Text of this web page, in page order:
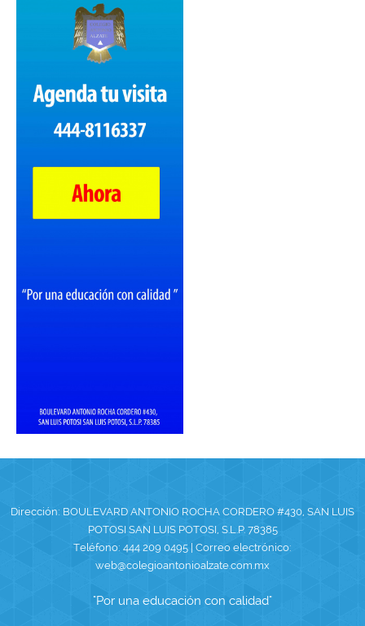
Dirección: BOULEVARD ANTONIO ROCHA CORDERO #430, SAN LUIS
POTOSI SAN LUIS POTOSI, S.L.P. 78385
Teléfono: 444 209 0495 | Correo electrónico:
web@colegioantonioalzate.com.mx
"Por una educación con calidad"